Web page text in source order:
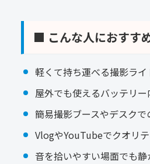
■ こんな人におすす
軽くて持ち運べる撮影ラ
屋外でも使えるバッテリ
簡易撮影ブースやデスク
VlogやYouTubeでクオリ
音を拾いやすい場面でも